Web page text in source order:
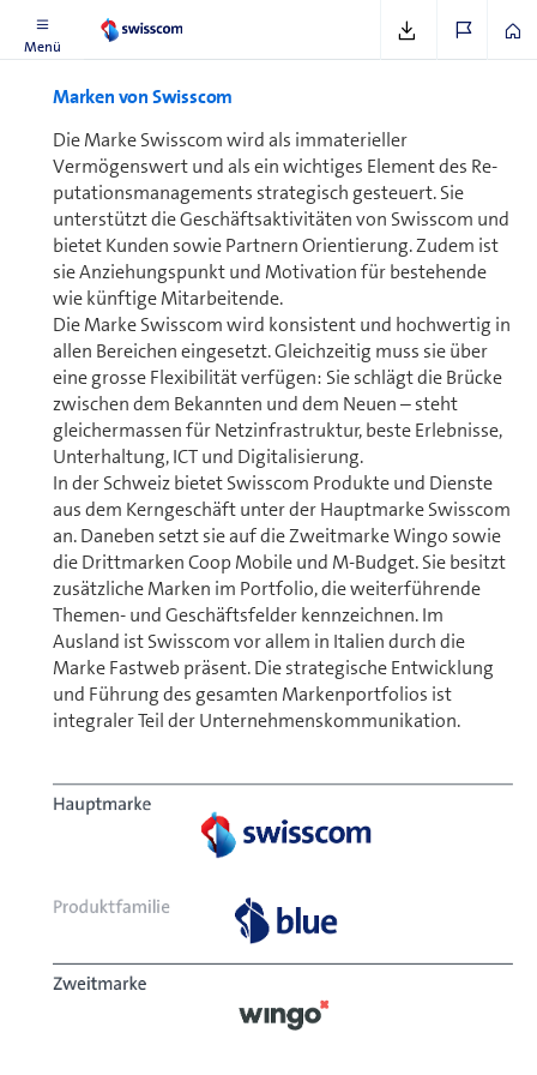
Menü
Marken von Swisscom
Die Marke Swisscom wird als immaterieller
Vermögenswert und als ein wichtiges Element des Re­
pu­ta­ti­ons­managements strategisch gesteuert. Sie
unterstützt die Ge­schäfts­ak­ti­vi­tä­ten von Swisscom und
bietet Kunden sowie Partnern Orientierung. Zudem ist
sie An­zie­hungs­punkt und Motivation für bestehende
wie künftige Mit­ar­bei­ten­de.
Die Marke Swisscom wird konsistent und hochwertig in
allen Bereichen eingesetzt. Gleichzeitig muss sie über
eine grosse Flexibilität verfügen: Sie schlägt die Brücke
zwischen dem Bekannten und dem Neuen – steht
gleichermassen für Netz­in­fra­struk­tur, beste Erlebnisse,
Unterhaltung, ICT und Di­gi­ta­li­sie­rung.
In der Schweiz bietet Swisscom Produkte und Dienste
aus dem Kerngeschäft unter der Hauptmarke Swisscom
an. Daneben setzt sie auf die Zweitmarke Wingo sowie
die Drittmarken Coop Mobile und M-Budget. Sie besitzt
zu­sätz­liche Marken im Portfolio, die weiterführende
Themen- und Ge­schäfts­fel­der kennzeichnen. Im
Ausland ist Swisscom vor allem in Italien durch die
Marke Fastweb präsent. Die strategische Ent­wick­lung
und Führung des gesamten Markenportfolios ist
integraler Teil der Unter­nehmens­kommuni­kation.